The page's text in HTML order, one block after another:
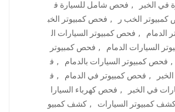
الخبر
, فحص شامل للسيارة ف
الخب ر , فحص كمبيوتر الخب
الدمام , فحص كمبيوتر السيارات ال
السيارات الدمام , فحص كمبيوتر
, فحص كمبيوتر السيارات بالدمام , ف
, فحص كمبيوتر في الدمام , ف
في الخبر
, فحص كهرباء السيارا
كمبيوتر السيارات , كشف كمبيو